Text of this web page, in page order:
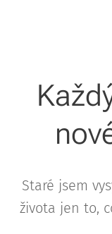
Staré jsem
života jen to,